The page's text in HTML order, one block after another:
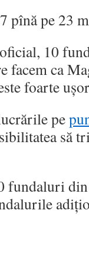
pînă pe 23
10
facem ca
foarte
pe
să
fundaluri